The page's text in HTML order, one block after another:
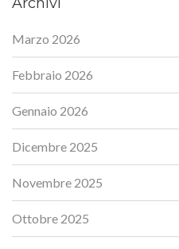
Marzo 2026
Febbraio 2026
Gennaio 2026
Dicembre 2025
Novembre 2025
Ottobre 2025